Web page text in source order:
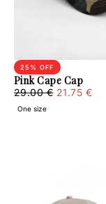
Pink Cape Cap
25 % OFF
21.75
€
Regular
price
29.00 € Minimum
21.75 €
One size